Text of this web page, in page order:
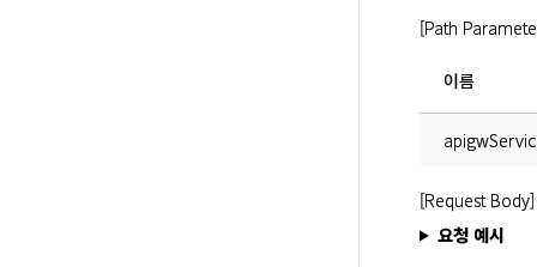
[Path
이름
[Request Body]
요청 예시